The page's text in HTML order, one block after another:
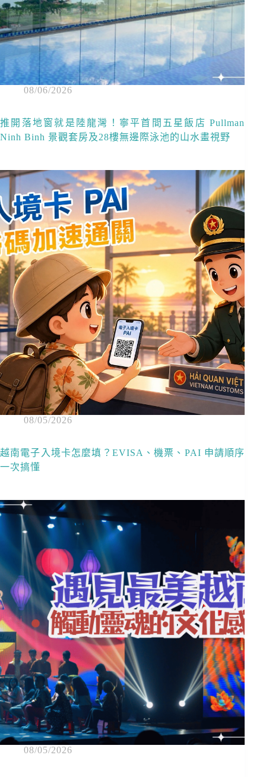
08/06/2026
推開落地窗就是陸龍灣！寧平首間五星飯店 Pullman
Ninh Binh 景觀套房及28樓無邊際泳池的山水畫視野
08/05/2026
越南電子入境卡怎麼填？EVISA、機票、PAI 申請順序
一次搞懂
08/05/2026